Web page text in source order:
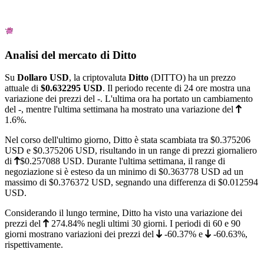
Analisi del mercato di Ditto
Su Dollaro USD, la criptovaluta Ditto (DITTO) ha un prezzo
attuale di $0.632295 USD. Il periodo recente di 24 ore mostra una
variazione dei prezzi del -. L'ultima ora ha portato un cambiamento
del -, mentre l'ultima settimana ha mostrato una variazione del
1.6%.
Nel corso dell'ultimo giorno, Ditto è stata scambiata tra $0.375206
USD e $0.375206 USD, risultando in un range di prezzi giornaliero
di
$0.257088 USD. Durante l'ultima settimana, il range di
negoziazione si è esteso da un minimo di $0.363778 USD ad un
massimo di $0.376372 USD, segnando una differenza di $0.012594
USD.
Considerando il lungo termine, Ditto ha visto una variazione dei
prezzi del
274.84% negli ultimi 30 giorni. I periodi di 60 e 90
giorni mostrano variazioni dei prezzi del
-60.37% e -60.63%,
rispettivamente.